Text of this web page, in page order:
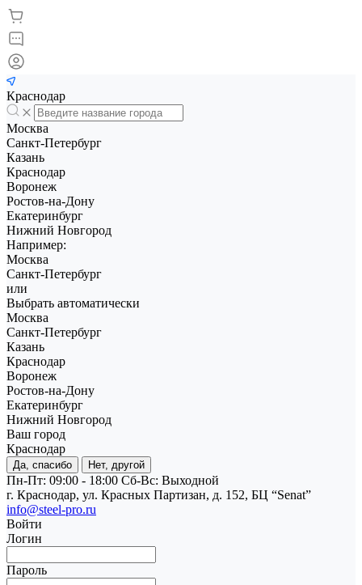
Краснодар
Москва
Санкт-Петербург
Казань
Краснодар
Воронеж
Ростов-на-Дону
Екатеринбург
Нижний Новгород
Например:
Москва
Санкт-Петербург
или
Выбрать автоматически
Москва
Санкт-Петербург
Казань
Краснодар
Воронеж
Ростов-на-Дону
Екатеринбург
Нижний Новгород
Ваш город
Краснодар
Да, спасибо Нет, другой
Пн-Пт: 09:00 - 18:00 Cб-Вс: Выходной
г. Краснодар, ул. Красных Партизан, д. 152, БЦ “Senat”
info@steel-pro.ru
Войти
Логин
Пароль